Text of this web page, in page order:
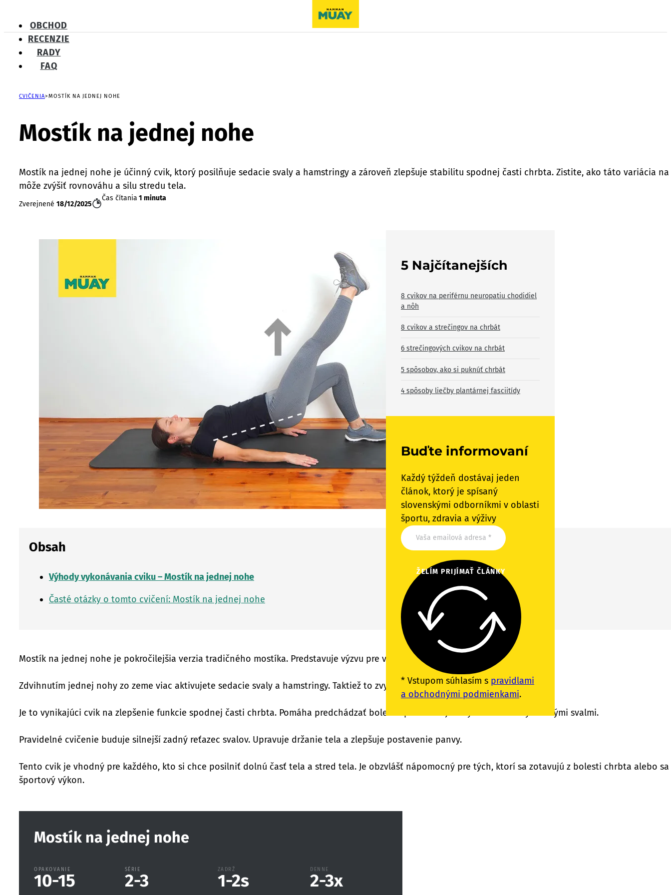
OBCHOD
RECENZIE
RADY
FAQ
CVIČENIA MOSTÍK NA JEDNEJ NOHE
Mostík na jednej nohe
Mostík na jednej nohe je účinný cvik, ktorý posilňuje sedacie svaly a hamstringy a zároveň zlepšuje stabilitu spodnej časti chrbta. Zistite, ako táto variácia
môže zvýšiť rovnováhu a silu stredu tela.
Zverejnené 18/12/2025
Čas čítania 1 minuta
Obsah
Výhody vykonávania cviku – Mostík na jednej nohe
Časté otázky o tomto cvičení: Mostík na jednej nohe
Mostík na jednej nohe je pokročilejšia verzia tradičného mostíka. Predstavuje výzvu pre vašu rovnováhu a silu stredu tela.
Zdvihnutím jednej nohy zo zeme viac aktivujete sedacie svaly a hamstringy. Taktiež to zvyšuje stabilitu chrbtice a kontrolu bokov.
Je to vynikajúci cvik na zlepšenie funkcie spodnej časti chrbta. Pomáha predchádzať bolesti spôsobenej slabými alebo nevyváženými svalmi.
Pravidelné cvičenie buduje silnejší zadný reťazec svalov. Upravuje držanie tela a zlepšuje postavenie panvy.
Tento cvik je vhodný pre každého, kto si chce posilniť dolnú časť tela a stred tela. Je obzvlášť nápomocný pre tých, ktorí sa zotavujú z bolesti chrbta alebo sa
športový výkon.
Mostík na jednej nohe
OPAKOVANIE
10-15
SÉRIE
2-3
ZADRŽ
1-2s
DENNE
2-3x
5 Najčítanejších
8 cvikov na periférnu neuropatiu chodidiel
a nôh
8 cvikov a strečingov na chrbát
6 strečingových cvikov na chrbát
5 spôsobov, ako si puknúť chrbát
4 spôsoby liečby plantárnej fasciitídy
Buďte informovaní
Každý týždeň dostávaj jeden
článok, ktorý je spísaný
slovenskými odborníkmi v oblasti
športu, zdravia a výživy
ŽELÍM PRIJÍMAŤ ČLÁNKY
* Vstupom súhlasím s pravidlami
a obchodnými podmienkami.